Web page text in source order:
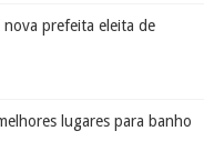
nova prefeita eleita de
lugares para banho